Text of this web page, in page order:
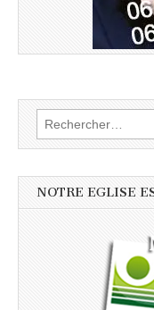
Rechercher :
NOTRE EGLISE